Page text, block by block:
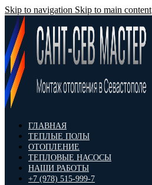
Skip to navigation Skip to main content
ГЛАВНАЯ
ТЕПЛЫЕ ПОЛЫ
ОТОПЛЕНИЕ
ТЕПЛОВЫЕ НАСОСЫ
НАШИ РАБОТЫ
+7 (978) 515-999-7